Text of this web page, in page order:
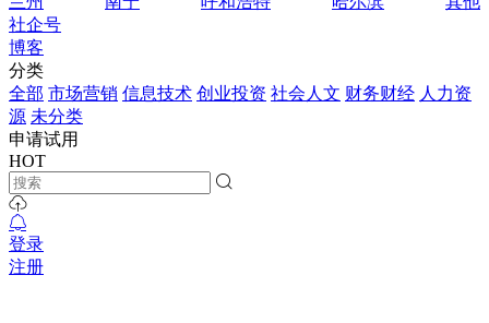
社企号
博客
分类
全部 市场营销 信息技术 创业投资 社会人文 财务财经 人力资
源 未分类
申请试用
HOT
登录
注册